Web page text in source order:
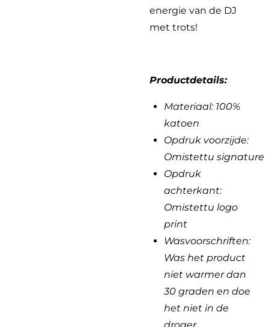
energie van de DJ
met trots!
Productdetails:
Materiaal: 100%
katoen
Opdruk voorzijde:
Omistettu signature
Opdruk
achterkant:
Omistettu logo
print
Wasvoorschriften:
Was het product
niet warmer dan
30 graden en doe
het niet in de